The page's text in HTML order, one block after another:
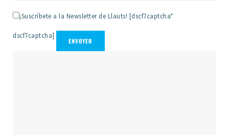
¡Suscríbete a la Newsletter de Llauts! [dscf7captcha*
dscf7captcha]